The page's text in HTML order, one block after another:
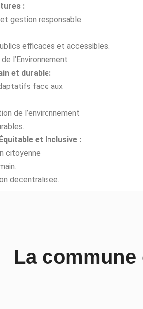
:
gestion responsable
efficaces et accessibles.
l’Environnement
et durable:
face aux
de l’environnement
et Inclusive :
citoyenne
décentralisée.
La